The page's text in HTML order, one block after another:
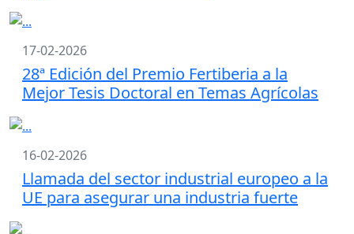
17-02-2026
28ª Edición del Premio Fertiberia a la
Mejor Tesis Doctoral en Temas Agrícolas
16-02-2026
Llamada del sector industrial europeo a la
UE para asegurar una industria fuerte